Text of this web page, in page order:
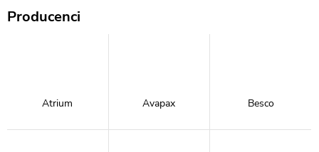
Producenci
Atrium Avapax Besco